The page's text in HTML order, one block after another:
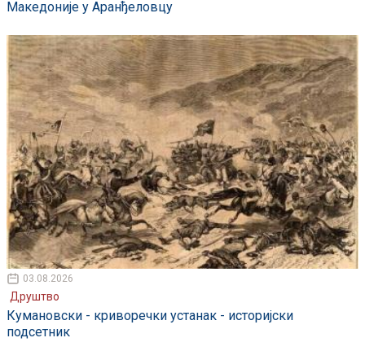
Македоније у Аранђеловцу
03.08.2026
Друштво
Кумановски - криворечки устанак - историјски
подсетник